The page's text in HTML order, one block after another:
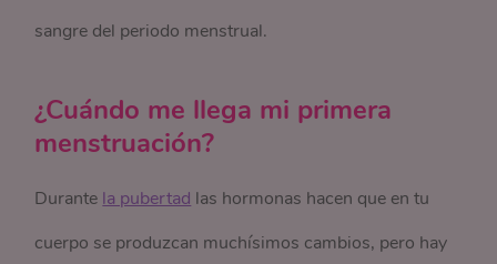
sangre del periodo menstrual.
¿Cuándo me llega mi primera
menstruación?
Durante la pubertad las hormonas hacen que en tu
cuerpo se produzcan muchísimos cambios, pero hay